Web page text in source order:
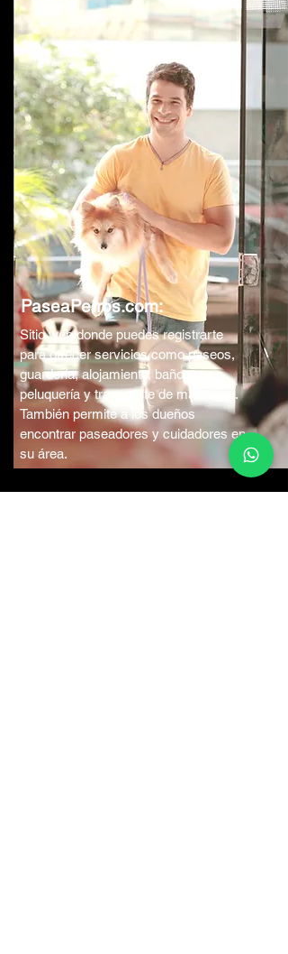
PaseaPerros.com:
Sitio web donde puedes registrarte
para ofrecer servicios como paseos,
guardería, alojamiento, baños,
peluquería y transporte de mascotas.
También permite a los dueños
encontrar paseadores y cuidadores en
su área.